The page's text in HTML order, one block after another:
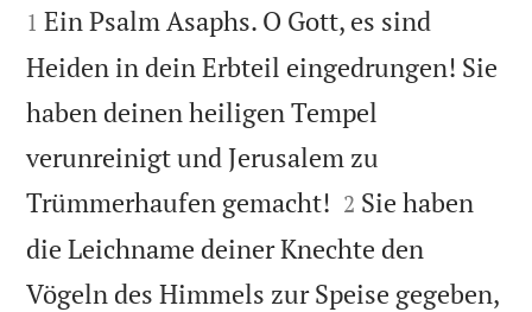

1 Ein Psalm Asaphs. O Gott, es sind
Heiden in dein Erbteil eingedrungen! Sie
haben deinen heiligen Tempel
verunreinigt und Jerusalem zu
Trümmerhaufen gemacht! 

2 Sie haben
die Leichname deiner Knechte den
Vögeln des Himmels zur Speise gegeben,